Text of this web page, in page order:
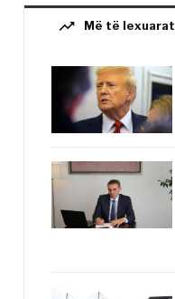
trending_up Më të lexuarat